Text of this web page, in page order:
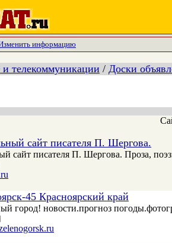
информацию
телекоммуникации / Доски
сайт писателя П. Шергова.
сайт писателя П. Шергова. Проза,
45 Красноярский край
город! новости.прогноз